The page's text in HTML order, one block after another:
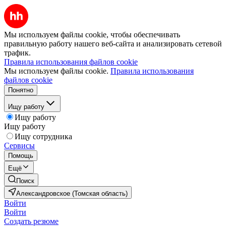
Мы используем файлы cookie, чтобы обеспечивать
правильную работу нашего веб-сайта и анализировать сетевой
трафик.
Правила использования файлов cookie
Мы используем файлы cookie. Правила использования
файлов cookie
Понятно
Ищу работу
Ищу работу
Ищу работу
Ищу сотрудника
Сервисы
Помощь
Ещё
Поиск
Александровское (Томская область)
Войти
Войти
Создать резюме